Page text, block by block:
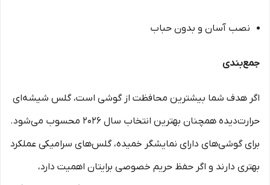
نصب آسان و بدون حباب
جمع‌بندی
اگر هدف شما بیشترین محافظت از گوشی است، گلس شیشه‌ای
حرارت‌دیده همچنان بهترین انتخاب سال ۲۰۲۶ محسوب می‌شود.
برای گوشی‌های دارای نمایشگر خمیده، گلس‌های سرامیکی عملکرد
بهتری دارند و اگر حفظ حریم خصوصی برایتان اهمیت دارد،